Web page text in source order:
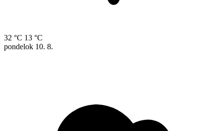
32 °C 13 °C
pondelok 10. 8.